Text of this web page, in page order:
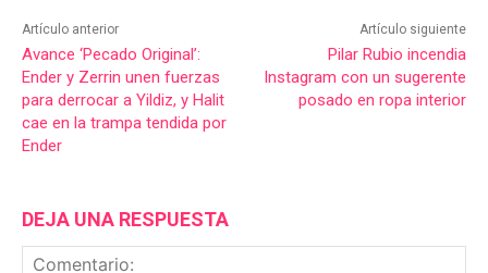
Artículo anterior
Avance ‘Pecado Original’:
Ender y Zerrin unen fuerzas
para derrocar a Yildiz, y Halit
cae en la trampa tendida por
Ender
Artículo siguiente
Pilar Rubio incendia
Instagram con un sugerente
posado en ropa interior
DEJA UNA RESPUESTA